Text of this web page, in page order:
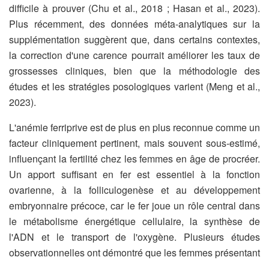
difficile à prouver (Chu et al., 2018 ; Hasan et al., 2023).
Plus récemment, des données méta-analytiques sur la
supplémentation suggèrent que, dans certains contextes,
la correction d'une carence pourrait améliorer les taux de
grossesses cliniques, bien que la méthodologie des
études et les stratégies posologiques varient (Meng et al.,
2023).
L'anémie ferriprive est de plus en plus reconnue comme un
facteur cliniquement pertinent, mais souvent sous-estimé,
influençant la fertilité chez les femmes en âge de procréer.
Un apport suffisant en fer est essentiel à la fonction
ovarienne, à la folliculogenèse et au développement
embryonnaire précoce, car le fer joue un rôle central dans
le métabolisme énergétique cellulaire, la synthèse de
l'ADN et le transport de l'oxygène. Plusieurs études
observationnelles ont démontré que les femmes présentant